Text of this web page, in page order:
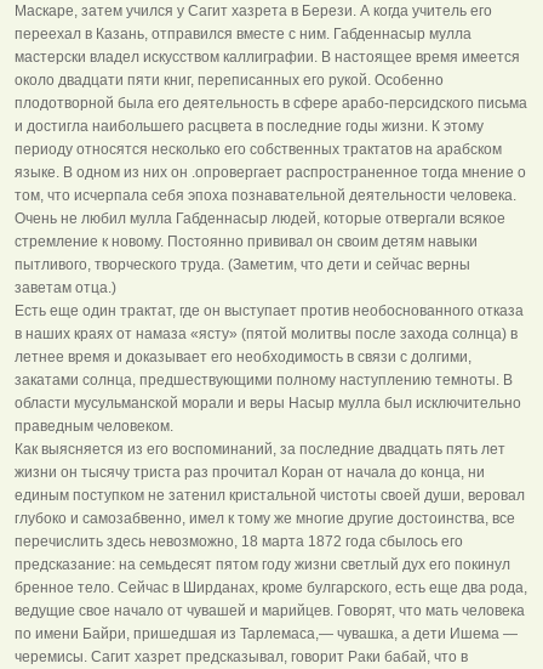
Маскаре, затем учился у Сагит хазрета в Берези. А когда учитель его
переехал в Казань, отправился вместе с ним. Габденнасыр мулла
мастерски владел искусством каллиграфии. В настоящее время имеется
около двадцати пяти книг, переписанных его рукой. Особенно
плодотворной была его деятельность в сфере арабо-персидского письма
и достигла наибольшего расцвета в последние годы жизни. К этому
периоду относятся несколько его собственных трактатов на арабском
языке. В одном из них он .опровергает распространенное тогда мнение о
том, что исчерпала себя эпоха познавательной деятельности человека.
Очень не любил мулла Габденнасыр людей, которые отвергали всякое
стремление к новому. Постоянно прививал он своим детям навыки
пытливого, творческого труда. (Заметим, что дети и сейчас верны
заветам отца.)
Есть еще один трактат, где он выступает против необоснованного отказа
в наших краях от намаза «ясту» (пятой молитвы после захода солнца) в
летнее время и доказывает его необходимость в связи с долгими,
закатами солнца, предшествующими полному наступлению темноты. В
области мусульманской морали и веры Насыр мулла был исключительно
праведным человеком.
Как выясняется из его воспоминаний, за последние двадцать пять лет
жизни он тысячу триста раз прочитал Коран от начала до конца, ни
единым поступком не затенил кристальной чистоты своей души, веровал
глубоко и самозабвенно, имел к тому же многие другие достоинства, все
перечислить здесь невозможно, 18 марта 1872 года сбылось его
предсказание: на семьдесят пятом году жизни светлый дух его покинул
бренное тело. Сейчас в Ширданах, кроме булгарского, есть еще два рода,
ведущие свое начало от чувашей и марийцев. Говорят, что мать человека
по имени Байри, пришедшая из Тарлемаса,— чувашка, а дети Ишема —
черемисы. Сагит хазрет предсказывал, говорит Раки бабай, что в